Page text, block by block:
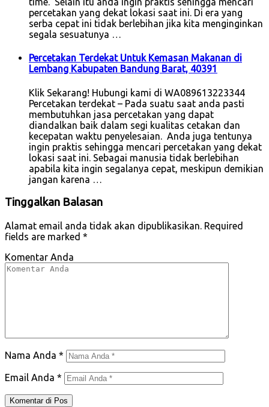
percetakan yang dekat lokasi saat ini. Di era yang
serba cepat ini tidak berlebihan jika kita menginginkan
segala sesuatunya …
Percetakan Terdekat Untuk Kemasan Makanan di
Lembang Kabupaten Bandung Barat, 40391
Klik Sekarang! Hubungi kami di WA089613223344
Percetakan terdekat – Pada suatu saat anda pasti
membutuhkan jasa percetakan yang dapat
diandalkan baik dalam segi kualitas cetakan dan
kecepatan waktu penyelesaian. Anda juga tentunya
ingin praktis sehingga mencari percetakan yang dekat
lokasi saat ini. Sebagai manusia tidak berlebihan
apabila kita ingin segalanya cepat, meskipun demikian
jangan karena …
Tinggalkan Balasan
Alamat email anda tidak akan dipublikasikan. Required
fields are marked *
Komentar Anda
Nama Anda *
Email Anda *